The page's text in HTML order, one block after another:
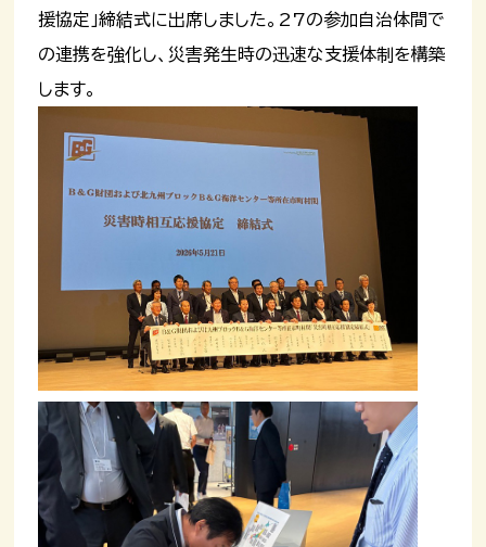
援協定」締結式に出席しました。27の参加自治体間で
の連携を強化し、災害発生時の迅速な支援体制を構築
します。